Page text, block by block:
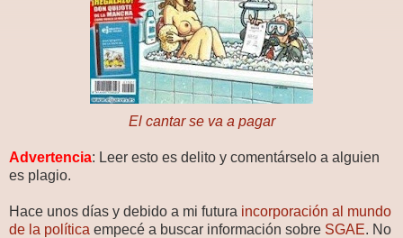
El cantar se va a pagar
Advertencia: Leer esto es delito y comentárselo a alguien
es plagio.
Hace unos días y debido a mi futura incorporación al mundo
de la política empecé a buscar información sobre SGAE. No